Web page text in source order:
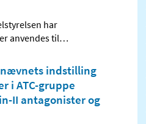
har
anvendes til…
indstilling
i ATC-gruppe
II antagonister og